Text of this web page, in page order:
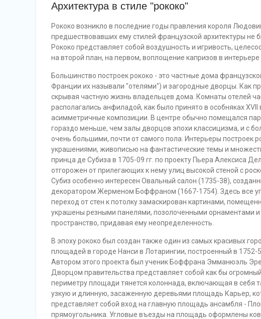
Архитектура в стиле "рококо"
Рококо возникло в последние годы правления короля
предшествовавших ему стилей французской архитектуры не
Рококо представляет собой воздушность и игривость,
на второй план, на первом, воплощение капризов в
Большинство построек рококо - это частные дома
Франции их называли "отелями") и загородные дворцы. Как
скрывая частную жизнь владельцев дома. Комнаты отелей
располагались анфиладой, как было принято в особняках
асимметричные композиции. В центре обычно помещался
гораздо меньше, чем залы дворцов эпохи классицизма, и с
очень большими, почти от самого пола. Интерьеры построек
украшениями, живописью на фантастические темы и
принца де Субиза в 1705-09 гг. по проекту Пьера Алексиса
отгорожен от прилегающих к нему улиц высокой стеной с
Субиз особенно интересен Овальный салон (1735-38),
декоратором Жерменом Боффраном (1667-1754). Здесь все
переход от стен к потолку замаскирован картинами,
украшены резными панелями, позолоченными орнаментами
пространство, придавая ему неопределенность.
В эпоху рококо был создан также один из самых красивых
площадей в городе Нанси в Лотарингии, построенный в 1752-
Автором этого проекта был ученик Боффрана Эмманюэль
Дворцом правительства представляет собой как бы
периметру площади тянется колоннада, включающая в себя
узкую и длинную, засаженную деревьями площадь Карьер,
представляет собой вход на главную площадь ансамбля -
прямоугольника. Угловые въезды на площадь оформлены